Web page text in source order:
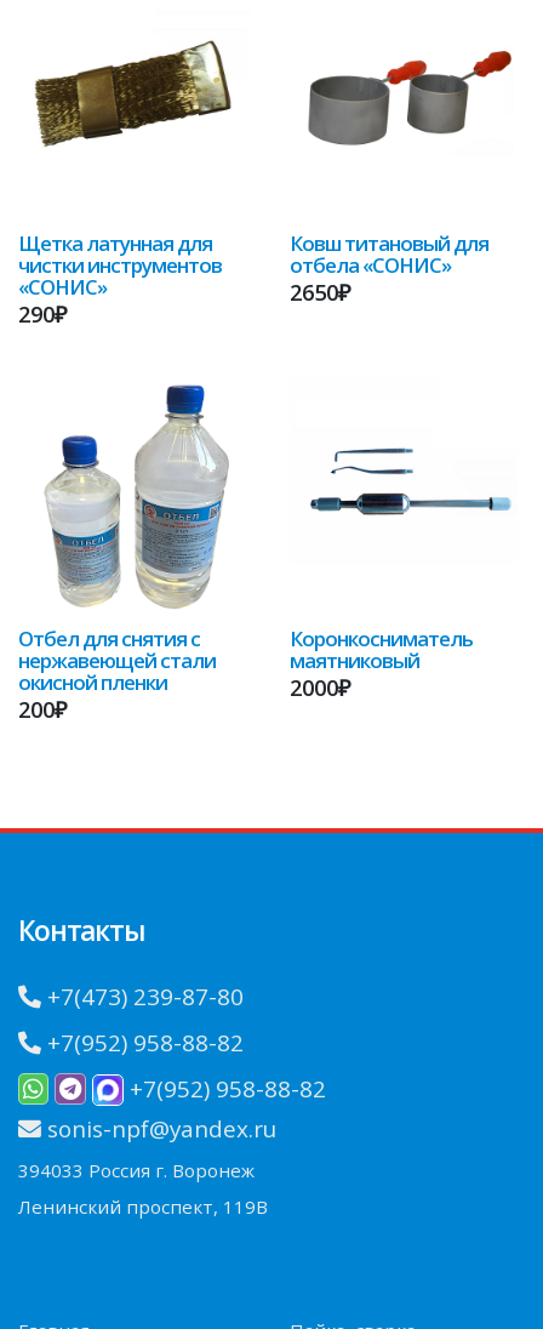
Щетка латунная для
чистки инструментов
«СОНИС»
290₽
Ковш титановый для
отбела «СОНИС»
2650₽
Отбел для снятия с
нержавеющей стали
окисной пленки
200₽
Коронкосниматель
маятниковый
2000₽
Контакты
+7(473) 239-87-80
+7(952) 958-88-82
+7(952) 958-88-82
sonis-npf@yandex.ru
394033 Россия г. Воронеж
Ленинский проспект, 119В